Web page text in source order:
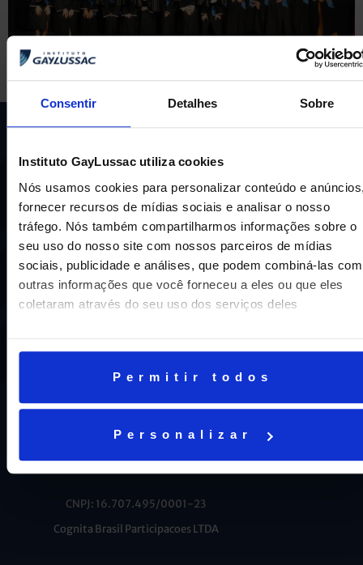
Consentir Detalhes Sobre
Instituto GayLussac utiliza cookies
Nós usamos cookies para personalizar conteúdo e
fornecer recursos de mídias sociais e analisar o nosso
tráfego. Nós também compartilharmos informações sobre o
seu uso do nosso site com nossos parceiros de mídias
sociais, publicidade e análises, que podem combiná-las com
outras informações que você forneceu a eles ou que eles
coletaram através do seu uso dos serviços deles
Permitir todos
Personalizar
Uma escola com mais de 70 anos de tradição e
compromisso de oferecer aos nossos alunos uma
educação inovadora e de vanguarda. A excelência está em
nosso DNA e por isso temos 16 anos como líderes do
ENEM em Niterói, somos a segunda melhor escola do
CNPJ: 16.707.495/0001-23
Cognita Brasil Participacoes LTDA